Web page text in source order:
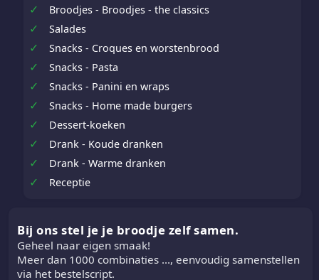
✓ Broodjes - Broodjes - the classics
✓ Salades
✓ Snacks - Croques en worstenbrood
✓ Snacks - Pasta
✓ Snacks - Panini en wraps
✓ Snacks - Home made burgers
✓ Dessert-koeken
✓ Drank - Koude dranken
✓ Drank - Warme dranken
✓ Receptie
Bij ons stel je je broodje zelf samen.
Geheel naar eigen smaak!
Meer dan 1000 combinaties ..., eenvoudig samenstellen
via het bestelscript.